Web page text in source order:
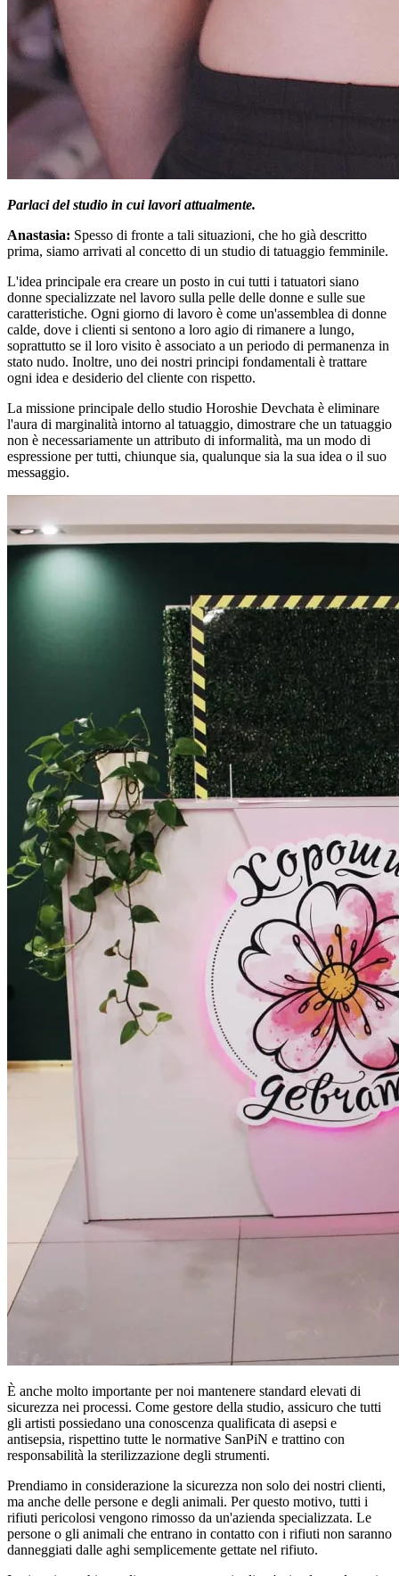
Parlaci del studio in cui lavori attualmente.
Anastasia: Spesso di fronte a tali situazioni, che ho già descritto
prima, siamo arrivati al concetto di un studio di tatuaggio femminile.
L'idea principale era creare un posto in cui tutti i tatuatori siano
donne specializzate nel lavoro sulla pelle delle donne e sulle sue
caratteristiche. Ogni giorno di lavoro è come un'assemblea di donne
calde, dove i clienti si sentono a loro agio di rimanere a lungo,
soprattutto se il loro visito è associato a un periodo di permanenza in
stato nudo. Inoltre, uno dei nostri principi fondamentali è trattare
ogni idea e desiderio del cliente con rispetto.
La missione principale dello studio Horoshie Devchata è eliminare
l'aura di marginalità intorno al tatuaggio, dimostrare che un tatuaggio
non è necessariamente un attributo di informalità, ma un modo di
espressione per tutti, chiunque sia, qualunque sia la sua idea o il suo
messaggio.
È anche molto importante per noi mantenere standard elevati di
sicurezza nei processi. Come gestore della studio, assicuro che tutti
gli artisti possiedano una conoscenza qualificata di asepsi e
antisepsia, rispettino tutte le normative SanPiN e trattino con
responsabilità la sterilizzazione degli strumenti.
Prendiamo in considerazione la sicurezza non solo dei nostri clienti,
ma anche delle persone e degli animali. Per questo motivo, tutti i
rifiuti pericolosi vengono rimosso da un'azienda specializzata. Le
persone o gli animali che entrano in contatto con i rifiuti non saranno
danneggiati dalle aghi semplicemente gettate nel rifiuto.